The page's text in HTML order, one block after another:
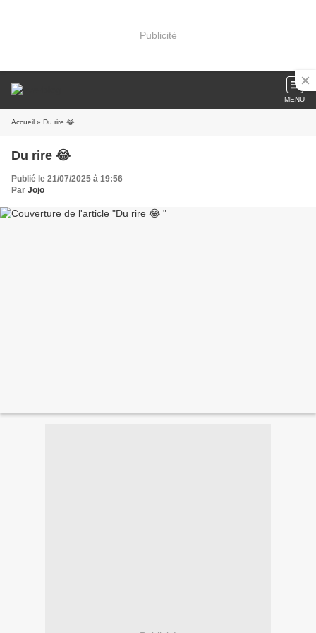
Publicité
MENU
Accueil » Du rire 😂
Du rire 😂
Publié le 21/07/2025 à 19:56
Par Jojo